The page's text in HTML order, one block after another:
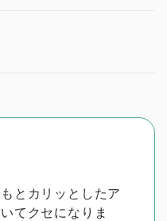
とカリッとしたア
てクセになりま